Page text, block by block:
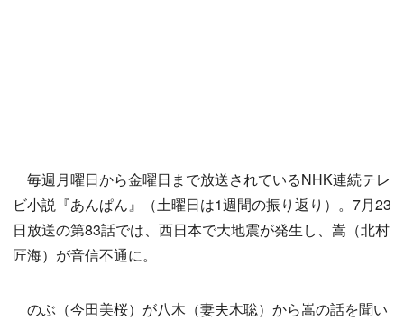
毎週月曜日から金曜日まで放送されているNHK連続テレ
ビ小説『あんぱん』（土曜日は1週間の振り返り）。7月23
日放送の第83話では、西日本で大地震が発生し、嵩（北村
匠海）が音信不通に。
のぶ（今田美桜）が八木（妻夫木聡）から嵩の話を聞い